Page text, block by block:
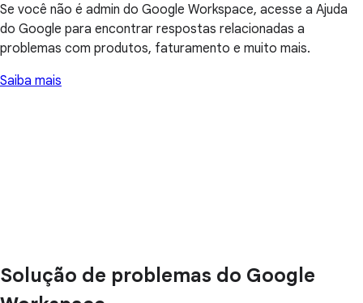
Se você não é admin do Google Workspace, acesse a Ajuda
do Google para encontrar respostas relacionadas a
problemas com produtos, faturamento e muito mais.
Saiba mais
Solução de problemas do Google